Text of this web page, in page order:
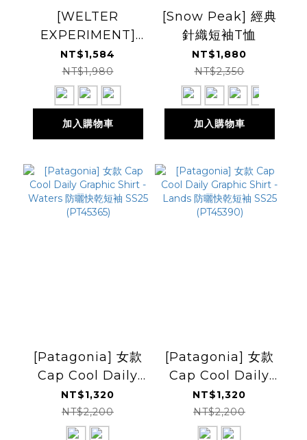
[WELTER
EXPERIMENT]
Velox T-shirt 排汗
衫
NT$1,584
NT$1,980
加入購物車
[Snow Peak] 經典
針織短袖T恤
NT$1,880
NT$2,350
加入購物車
[Patagonia] 女款
Cap Cool Daily
Graphic Shirt -
Waters 防曬快乾短
袖 SS25
NT$1,320
NT$2,200
[Patagonia] 女款
Cap Cool Daily
Graphic Shirt -
Lands 防曬快乾短
袖 SS25
NT$1,320
NT$2,200